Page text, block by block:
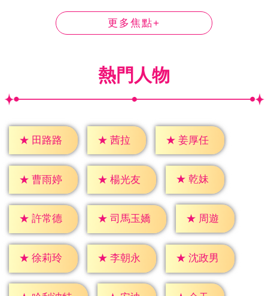
更多焦點+
熱門人物
★ 田路路 ★ 茜拉 ★ 姜厚任
★ 曹雨婷 ★ 楊光友 ★ 乾妹
★ 許常德 ★ 司馬玉嬌 ★ 周遊
★ 徐莉玲 ★ 李朝永 ★ 沈政男